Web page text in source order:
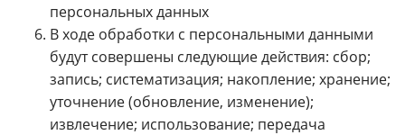
персональных данных
В ходе обработки с персональными данными
будут совершены следующие действия: сбор;
запись; систематизация; накопление; хранение;
уточнение (обновление, изменение);
извлечение; использование; передача